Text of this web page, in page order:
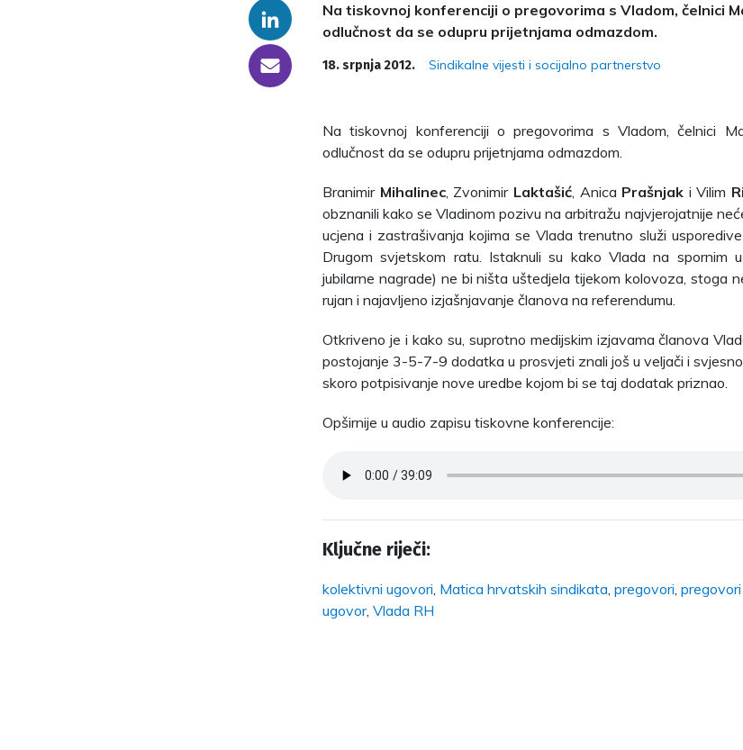
Linkedin
someone@yoursite.com
Na tiskovnoj konferenciji o pregovorima s Vladom, čelnici
odlučnost da se odupru prijetnjama odmazdom.
18. srpnja 2012. Sindikalne vijesti i socijalno partnerstvo
Na tiskovnoj konferenciji o pregovorima s Vladom, čelnici
odlučnost da se odupru prijetnjama odmazdom.
Branimir Mihalinec, Zvonimir Laktašić, Anica Prašnjak i Vilim
obznanili kako se Vladinom pozivu na arbitražu najvjerojatnije
ucjena i zastrašivanja kojima se Vlada trenutno služi
Drugom svjetskom ratu. Istaknuli su kako Vlada na spornim
jubilarne nagrade) ne bi ništa uštedjela tijekom kolovoza, stoga
rujan i najavljeno izjašnjavanje članova na referendumu.
Otkriveno je i kako su, suprotno medijskim izjavama članova
postojanje 3-5-7-9 dodatka u prosvjeti znali još u veljači i
skoro potpisivanje nove uredbe kojom bi se taj dodatak priznao.
Opširnije u audio zapisu tiskovne konferencije:
Ključne riječi:
kolektivni ugovori, Matica hrvatskih sindikata, pregovori,
ugovor, Vlada RH